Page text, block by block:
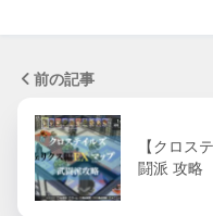
前の記事
【クロス
闘派 攻略